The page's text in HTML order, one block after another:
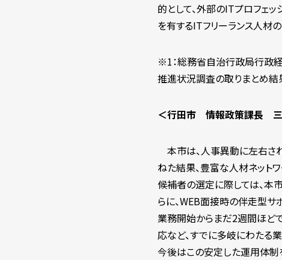
的として、外部のITプロフェ
を有するITフリーランス人材
※1：総務省自治行政局行政
推進状況調査の取りまとめ結
＜行田市 情報政策課長
本市は、人事異動に左右さ
ねた結果、豊富な人材ネット
候補者の選定に際しては、本
らに、WEB面接時の伴走型サ
業務開始からまだ2週間ほど
応など、すでに多岐にわたる
今後はこの安定した運用体制